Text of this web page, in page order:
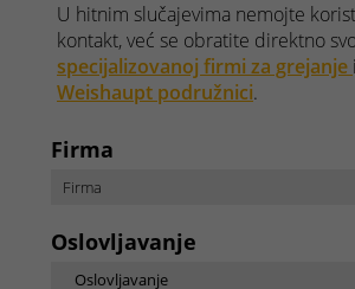
U hitnim slučajevima nemojte
kontakt, već se obratite direktno
specijalizovanoj firmi za grejanje
Weishaupt podružnici.
Firma
Oslovljavanje
Oslovljavanje